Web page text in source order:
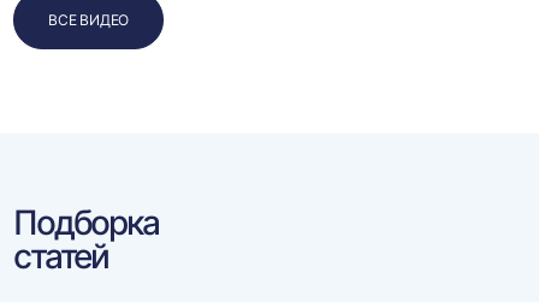
ВСЕ ВИДЕО
Подборка
статей